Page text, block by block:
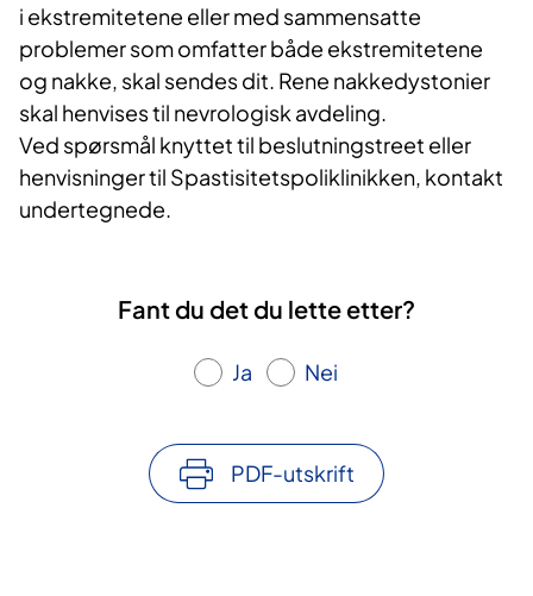
i ekstremitetene eller med sammensatte
problemer som omfatter både ekstremitetene
og nakke, skal sendes dit. Rene nakkedystonier
skal henvises til nevrologisk avdeling.
Ved spørsmål knyttet til beslutningstreet eller
henvisninger til Spastisitetspoliklinikken, kontakt
undertegnede.
Fant du det du lette etter?
Ja Nei
PDF-utskrift